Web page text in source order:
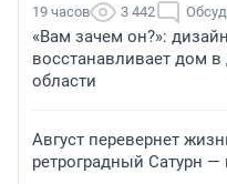
19 часов 3 442
«Вам зачем он?»:
восстанавливает дом в
области
Август перевернет
ретроградный Сатурн —